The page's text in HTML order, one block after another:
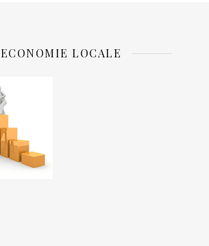
ECONOMIE LOCALE